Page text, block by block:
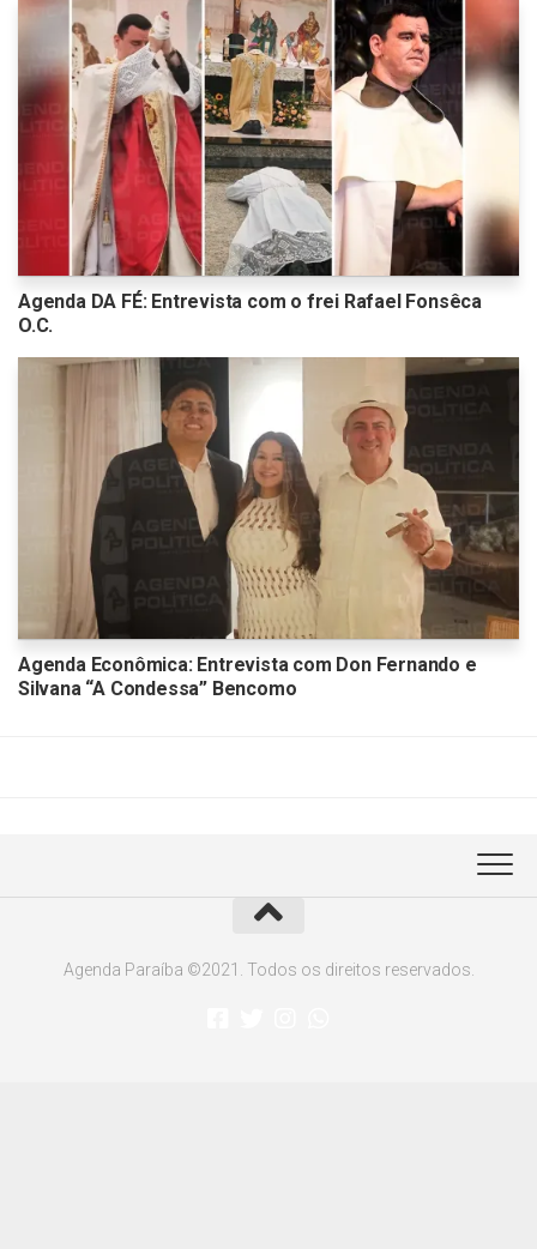
Agenda DA FÉ: Entrevista com o frei Rafael Fonsêca
O.C.
Agenda Econômica: Entrevista com Don Fernando e
Silvana “A Condessa” Bencomo
Agenda Paraíba ©2021. Todos os direitos reservados.